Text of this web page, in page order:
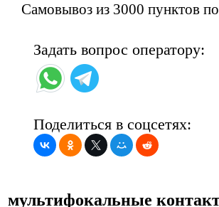
Самовывоз из 3000 пунктов
Задать вопрос оператору:
Поделиться в соцсетях:
мультифокальные